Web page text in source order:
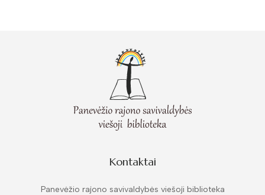
Kontaktai
Panevėžio rajono savivaldybės viešoji biblioteka